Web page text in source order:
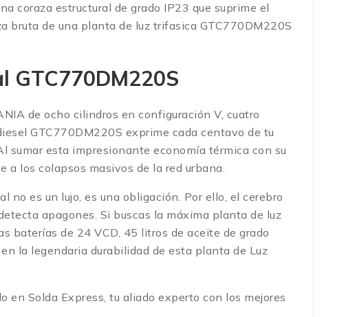
coraza estructural de grado IP23 que suprime el
bruta de una planta de luz trifasica GTC770DM220S
GTC770DM220S
de ocho cilindros en configuración V, cuatro
GTC770DM220S exprime cada centavo de tu
sumar esta impresionante economía térmica con su
los colapsos masivos de la red urbana.
es un lujo, es una obligación. Por ello, el cerebro
apagones. Si buscas la máxima planta de luz
baterías de 24 VCD, 45 litros de aceite de grado
la legendaria durabilidad de esta planta de Luz
en Solda Express, tu aliado experto con los mejores